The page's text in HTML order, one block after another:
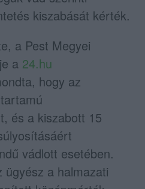
kiszabását kérték.
a Pest Megyei
a 24.hu
hogy az
és a kiszabott 15
vádlott esetében.
ügyész a halmazati